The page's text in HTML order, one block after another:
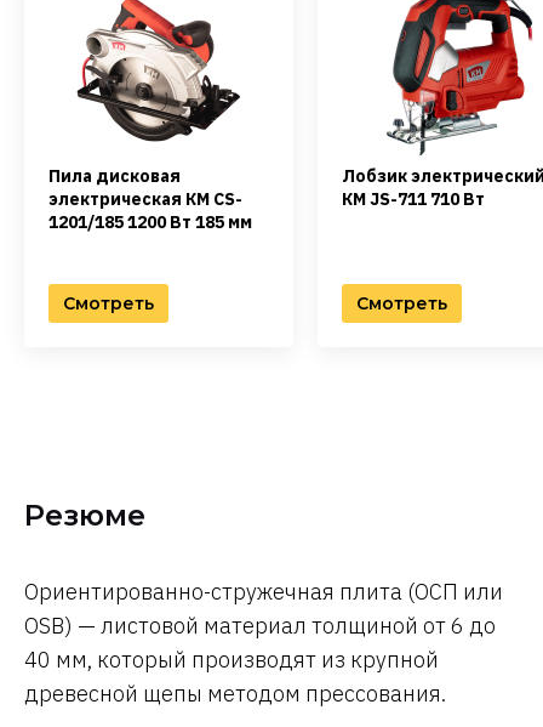
Пила дисковая
электрическая КМ CS-
1201/185 1200 Вт 185 мм
Смотреть
Лобзик
КМ JS-711 710 Вт
Смотреть
Резюме
Ориентированно-стружечная плита (ОСП или
OSB) — листовой материал толщиной от 6 до
40 мм, который производят из крупной
древесной щепы методом прессования.